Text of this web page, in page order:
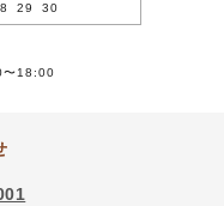
29 30
〜18:00